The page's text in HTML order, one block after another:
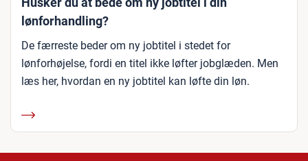
lønforhandling?
De færreste beder om ny jobtitel i stedet for
lønforhøjelse, fordi en titel ikke løfter jobglæden. Men
læs her, hvordan en ny jobtitel kan løfte din løn.